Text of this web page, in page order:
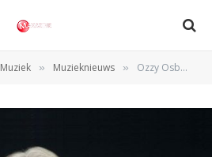
Muziek » Muzieknieuws » Ozzy Osbourne overleden